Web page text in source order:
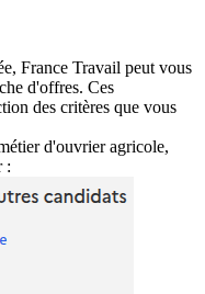
France Travail peut vous
d'offres. Ces
des critères que vous
d'ouvrier agricole,
: